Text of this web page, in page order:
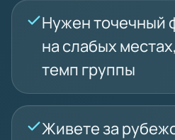
Нужен точечный
на слабых
темп группы
Живете за